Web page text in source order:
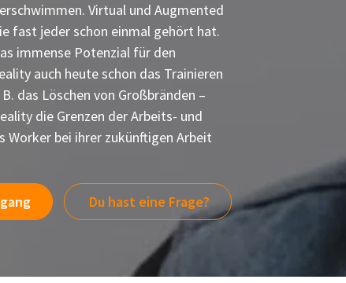
Virtual und Augmented
fast jeder schon einmal gehört hat.
immense Potenzial für den
auch heute schon das Trainieren
das Löschen von Großbränden –
die Grenzen der Arbeits- und
Worker bei ihrer zukünftigen Arbeit
Du hast eine Frage?